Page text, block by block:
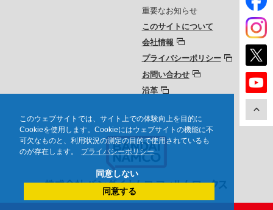
このウェブサイトでは、サイト上での体験向上を目的に
Cookieを使用します。Cookieにはウェブサイトの機能に不
可欠なものと、利用状況の測定の目的で使用されているも
のが存在します。
プライバシーポリシー
同意しない
同意する
重要なお知らせ
このサイトについて
会社情報
プライバシーポリシー
お問い合わせ
沿革